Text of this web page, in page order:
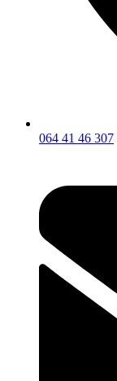
064 41 46 307